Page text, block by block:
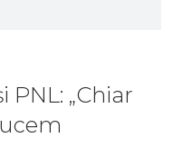
PNL: „Chiar